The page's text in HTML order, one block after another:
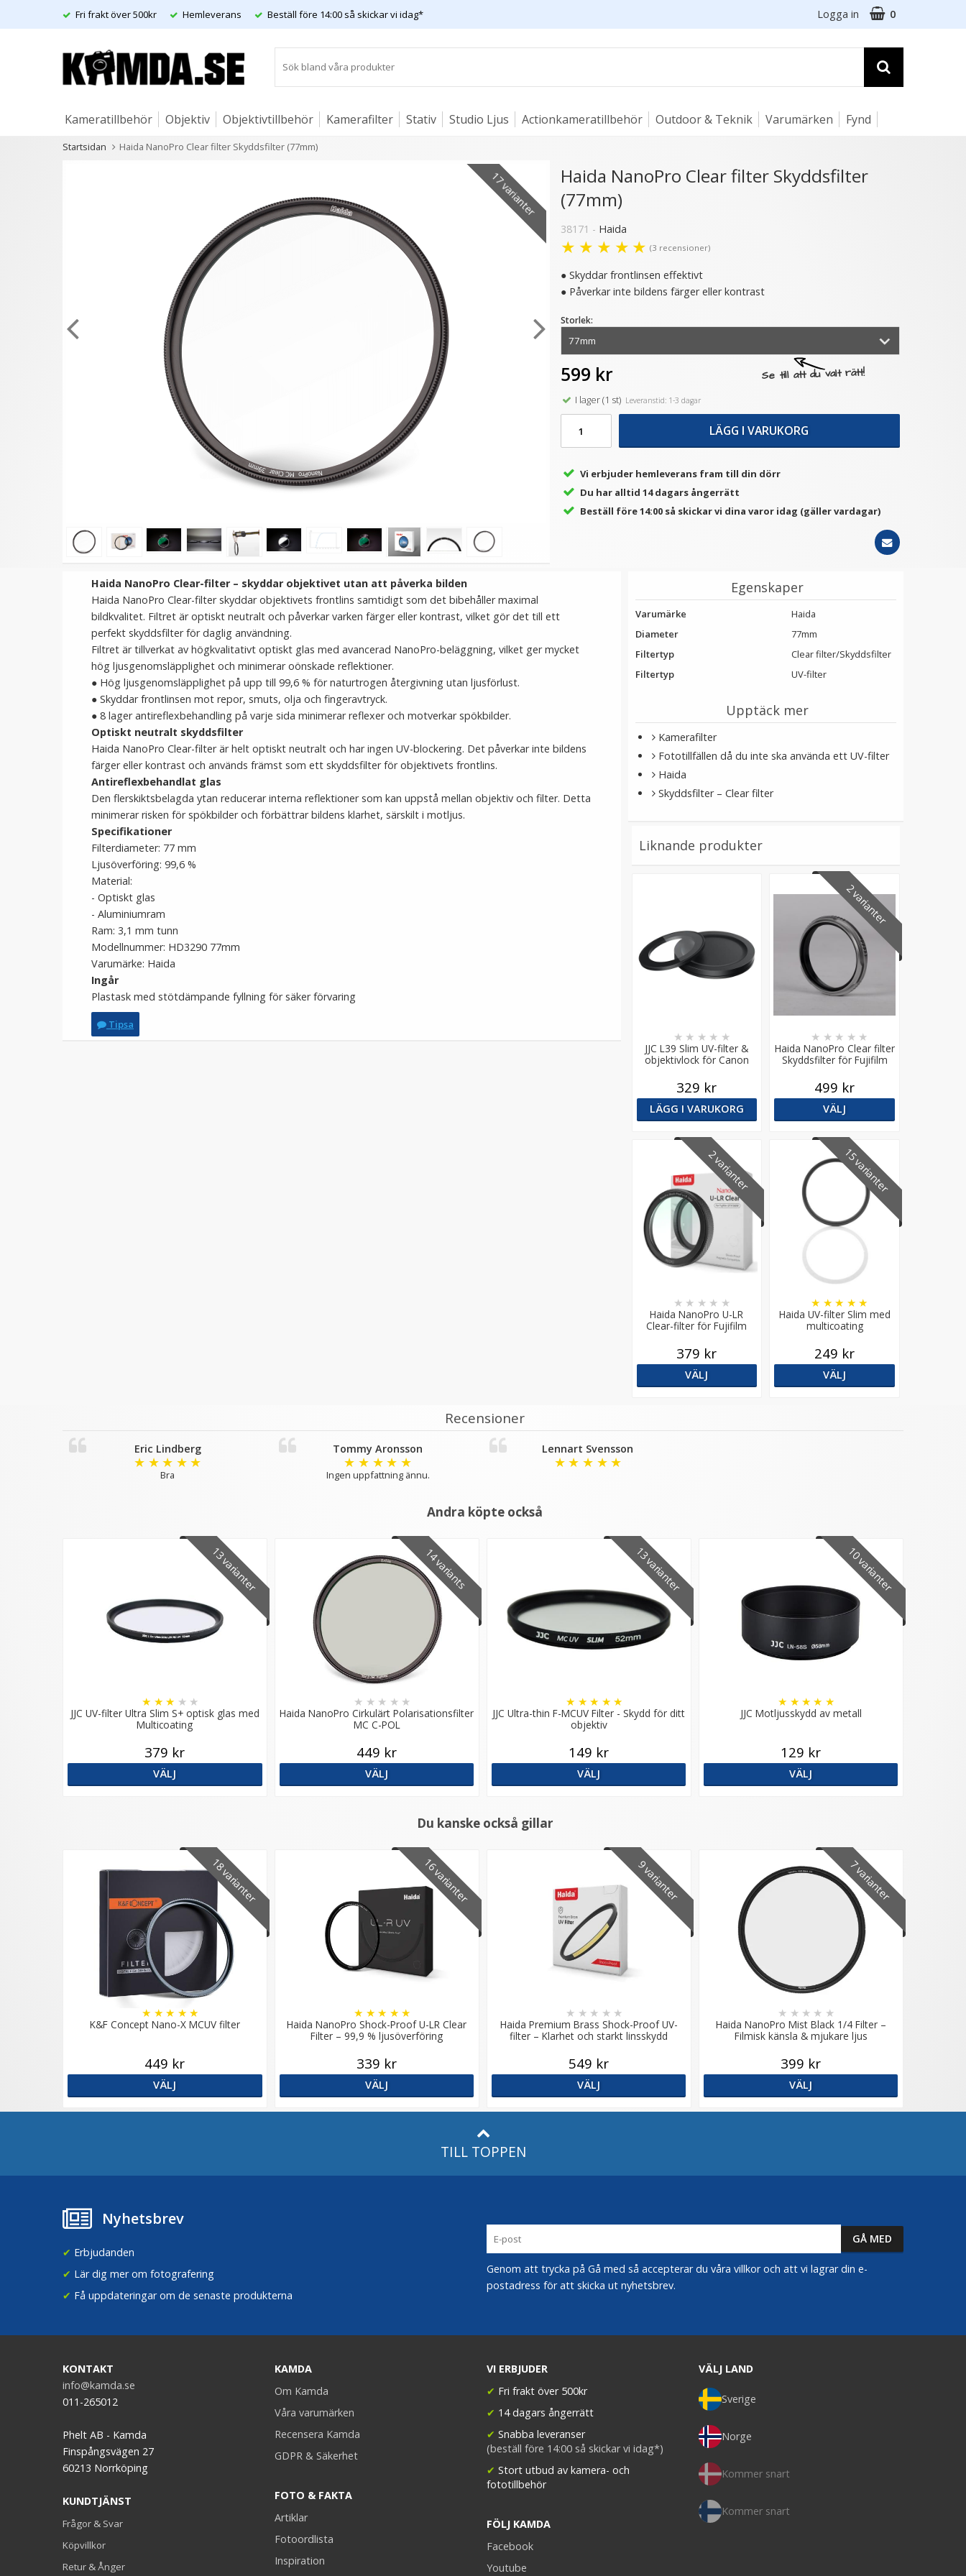
Fri frakt över 500kr Hemleverans Beställ före 14:00 så skickar vi idag* Logga in 0
Kameratillbehör Objektiv Objektivtillbehör Kamerafilter Stativ Studio Ljus Actionkameratillbehör Outdoor & Teknik Varumärken Fynd
Artiklar
Startsidan Haida NanoPro Clear filter Skyddsfilter (77mm)
Haida Magnetisk Step Up
Ring 72-82mm - Gör
filtergängan större
LÄGG I VARUKORG
Step Up Ring 40.5-52mm -
Gör filtergängan större
★★
69 kr
LÄGG I VARUKORG
JJC Objektivlockshållare för
Fujifilm
★★★
Ring 58-82mm - Gör
filtergängan större
199 kr
LÄGG I VARUKORG
Step Up Ring 67-72mm -
★★★★★
LÄGG I VARUKORG
17 varianter
Haida NanoPro Clear filter Skyddsfilter
(77mm)
38171 - Haida
★ ★ ★ ★ ★ (3 recensioner)
● Skyddar frontlinsen effektivt
● Påverkar inte bildens färger eller kontrast
Se till att du valt rätt!
Storlek:
599 kr
I lager (1 st)Leveranstid: 1-3 dagar
LÄGG I VARUKORG
Vi erbjuder hemleverans fram till din dörr
Du har alltid 14 dagars ångerrätt
Beställ före 14:00 så skickar vi dina varor idag (gäller vardagar)
Haida NanoPro Clear-filter – skyddar objektivet utan att påverka bilden
Haida NanoPro Clear-filter skyddar objektivets frontlins samtidigt som det bibehåller maximal
bildkvalitet. Filtret är optiskt neutralt och påverkar varken färger eller kontrast, vilket gör det till ett
perfekt skyddsfilter för daglig användning.
Filtret är tillverkat av högkvalitativt optiskt glas med avancerad NanoPro-beläggning, vilket ger mycket
hög ljusgenomsläpplighet och minimerar oönskade reflektioner.
● Hög ljusgenomsläpplighet på upp till 99,6 % för naturtrogen återgivning utan ljusförlust.
● Skyddar frontlinsen mot repor, smuts, olja och fingeravtryck.
● 8 lager antireflexbehandling på varje sida minimerar reflexer och motverkar spökbilder.
Optiskt neutralt skyddsfilter
Haida NanoPro Clear-filter är helt optiskt neutralt och har ingen UV-blockering. Det påverkar inte bildens
färger eller kontrast och används främst som ett skyddsfilter för objektivets frontlins.
Antireflexbehandlat glas
Den flerskiktsbelagda ytan reducerar interna reflektioner som kan uppstå mellan objektiv och filter. Detta
minimerar risken för spökbilder och förbättrar bildens klarhet, särskilt i motljus.
Specifikationer
Filterdiameter: 77 mm
Ljusöverföring: 99,6 %
Material:
- Optiskt glas
- Aluminiumram
Ram: 3,1 mm tunn
Modellnummer: HD3290 77mm
Varumärke: Haida
Ingår
Plastask med stötdämpande fyllning för säker förvaring
Tipsa
Egenskaper
Varumärke
Haida
Diameter
77mm
Filtertyp
Clear filter/Skyddsfilter
Filtertyp
UV-filter
Upptäck mer
Kamerafilter
Fototillfällen då du inte ska använda ett UV-filter
Haida
Skyddsfilter – Clear filter
Liknande produkter
JJC L39 Slim UV-filter &
objektivlock för Canon
★ ★ ★ ★ ★
329 kr
LÄGG I VARUKORG
2 varianter
Haida NanoPro Clear filter
Skyddsfilter för Fujifilm
★ ★ ★ ★ ★
499 kr
VÄLJ
2 varianter
Haida NanoPro U-LR
Clear-filter för Fujifilm
GFX100RF – Ultralåga
reflexer
★ ★ ★ ★ ★
379 kr
VÄLJ
15 varianter
Haida UV-filter Slim med
multicoating
★ ★ ★ ★ ★
249 kr
VÄLJ
Recensioner
Eric Lindberg
★ ★ ★ ★ ★
Bra
Tommy Aronsson
★ ★ ★ ★ ★
Ingen uppfattning ännu.
Lennart Svensson
★ ★ ★ ★ ★
Andra köpte också
13 varianter
JJC UV-filter Ultra Slim S+ optisk glas med
Multicoating
★ ★ ★ ★ ★
379 kr
VÄLJ
14 variants
Haida NanoPro Cirkulärt Polarisationsfilter
MC C-POL
★ ★ ★ ★ ★
449 kr
VÄLJ
13 varianter
JJC Ultra-thin F-MCUV Filter - Skydd för ditt
objektiv
★ ★ ★ ★ ★
149 kr
VÄLJ
10 varianter
JJC Motljusskydd av metall
★ ★ ★ ★ ★
129 kr
VÄLJ
Du kanske också gillar
18 varianter
K&F Concept Nano-X MCUV filter
★ ★ ★ ★ ★
449 kr
VÄLJ
16 varianter
Haida NanoPro Shock-Proof U-LR Clear
Filter – 99,9 % ljusöverföring
★ ★ ★ ★ ★
339 kr
VÄLJ
9 varianter
Haida Premium Brass Shock-Proof UV-
filter – Klarhet och starkt linsskydd
★ ★ ★ ★ ★
549 kr
VÄLJ
7 varianter
Haida NanoPro Mist Black 1/4 Filter –
Filmisk känsla & mjukare ljus
★ ★ ★ ★ ★
399 kr
VÄLJ
TILL TOPPEN
Nyhetsbrev
✔ Erbjudanden
✔ Lär dig mer om fotografering
✔ Få uppdateringar om de senaste produkterna
Genom att trycka på Gå med så accepterar du våra villkor och att vi lagrar din e-
postadress för att skicka ut nyhetsbrev.
KONTAKT
info@kamda.se
011-265012
Phelt AB - Kamda
Finspångsvägen 27
60213 Norrköping
KUNDTJÄNST
Frågor & Svar
Köpvillkor
Retur & Ånger
KAMDA
Om Kamda
Våra varumärken
Recensera Kamda
GDPR & Säkerhet
FOTO & FAKTA
Artiklar
Fotoordlista
Inspiration
VI ERBJUDER
✔ Fri frakt över 500kr
✔ 14 dagars ångerrätt
✔ Snabba leveranser
(beställ före 14:00 så skickar vi idag*)
✔ Stort utbud av kamera- och
fototillbehör
FÖLJ KAMDA
Facebook
Youtube
VÄLJ LAND
Sverige
Norge
Kommer snart
Kommer snart